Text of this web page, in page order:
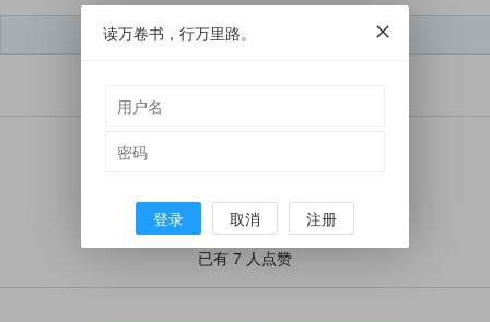
短文学微信号：
赞
已有 7 人点赞
读万卷书，行万里路。
登录 取消 注册